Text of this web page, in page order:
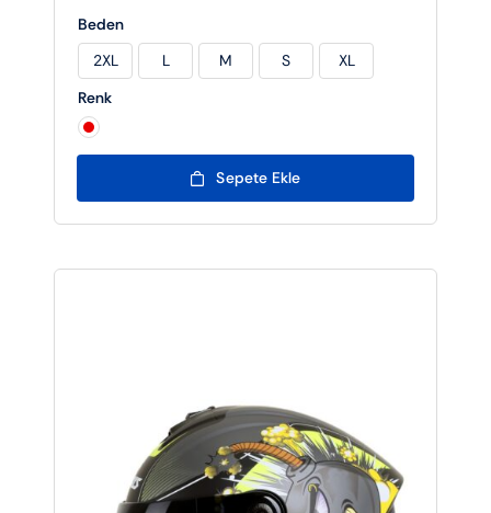
Beden
2XL L M S
XL
Renk
Sepete Ekle